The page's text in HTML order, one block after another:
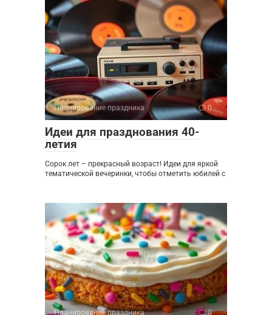
Планирование праздника 0
Идеи для празднования 40-
летия
Сорок лет – прекрасный возраст! Идеи для яркой
тематической вечеринки, чтобы отметить юбилей с
Планирование праздника 0